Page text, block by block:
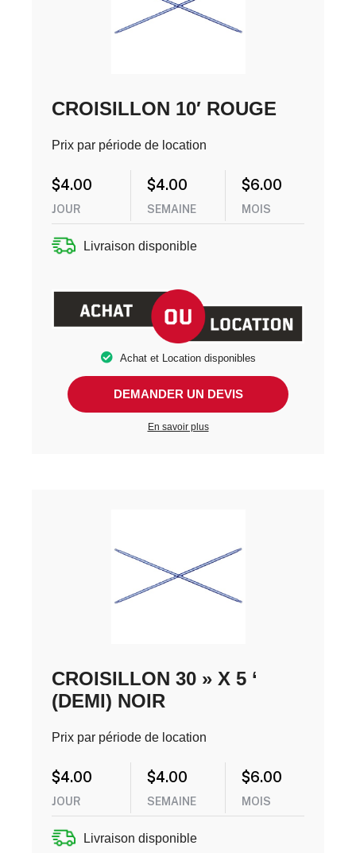
CROISILLON 10′ ROUGE
Prix par période de location
$4.00
JOUR
$4.00
SEMAINE
$6.00
MOIS
Livraison disponible
Achat et Location disponibles
DEMANDER UN DEVIS
En savoir plus
CROISILLON 30 » X 5 ‘
(DEMI) NOIR
Prix par période de location
$4.00
JOUR
$4.00
SEMAINE
$6.00
MOIS
Livraison disponible